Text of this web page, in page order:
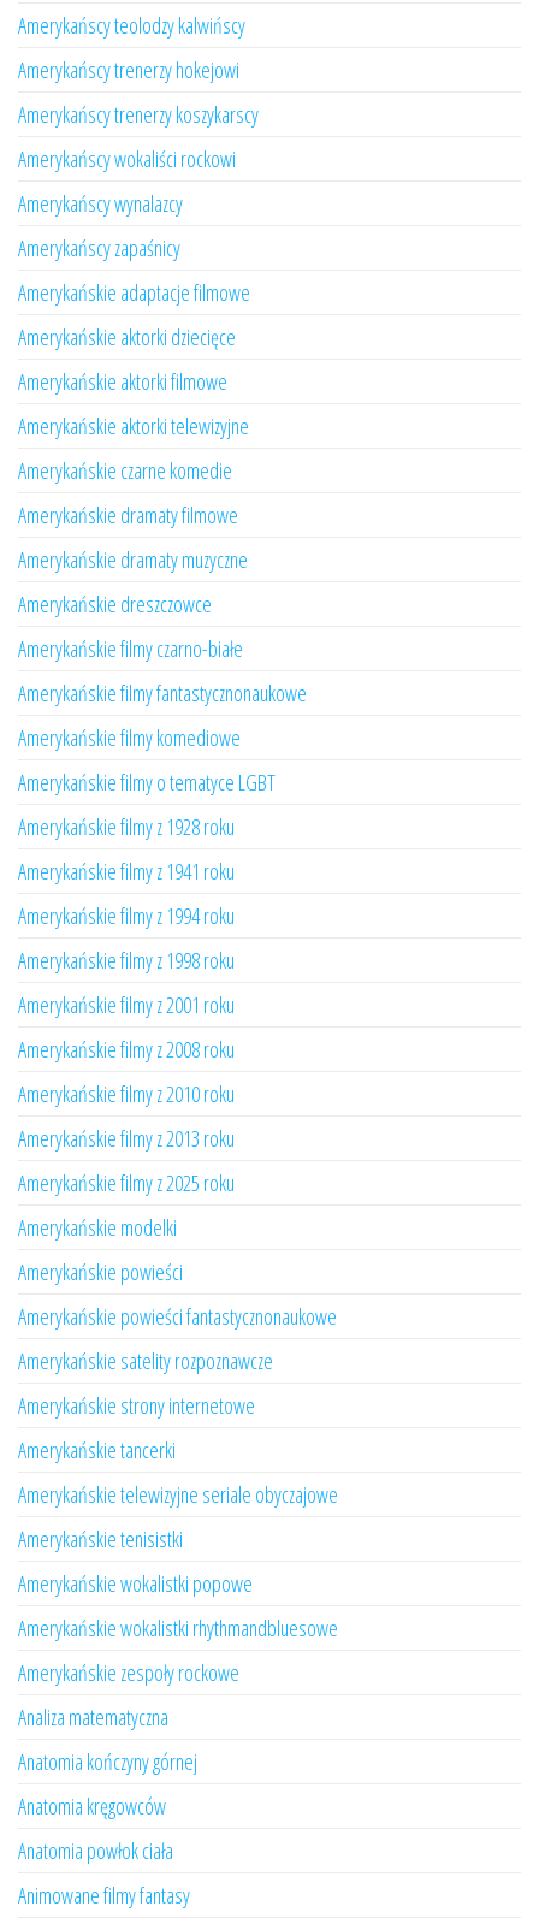
Amerykańscy teolodzy kalwińscy
Amerykańscy trenerzy hokejowi
Amerykańscy trenerzy koszykarscy
Amerykańscy wokaliści rockowi
Amerykańscy wynalazcy
Amerykańscy zapaśnicy
Amerykańskie adaptacje filmowe
Amerykańskie aktorki dziecięce
Amerykańskie aktorki filmowe
Amerykańskie aktorki telewizyjne
Amerykańskie czarne komedie
Amerykańskie dramaty filmowe
Amerykańskie dramaty muzyczne
Amerykańskie dreszczowce
Amerykańskie filmy czarno-białe
Amerykańskie filmy fantastycznonaukowe
Amerykańskie filmy komediowe
Amerykańskie filmy o tematyce LGBT
Amerykańskie filmy z 1928 roku
Amerykańskie filmy z 1941 roku
Amerykańskie filmy z 1994 roku
Amerykańskie filmy z 1998 roku
Amerykańskie filmy z 2001 roku
Amerykańskie filmy z 2008 roku
Amerykańskie filmy z 2010 roku
Amerykańskie filmy z 2013 roku
Amerykańskie filmy z 2025 roku
Amerykańskie modelki
Amerykańskie powieści
Amerykańskie powieści fantastycznonaukowe
Amerykańskie satelity rozpoznawcze
Amerykańskie strony internetowe
Amerykańskie tancerki
Amerykańskie telewizyjne seriale obyczajowe
Amerykańskie tenisistki
Amerykańskie wokalistki popowe
Amerykańskie wokalistki rhythmandbluesowe
Amerykańskie zespoły rockowe
Analiza matematyczna
Anatomia kończyny górnej
Anatomia kręgowców
Anatomia powłok ciała
Animowane filmy fantasy